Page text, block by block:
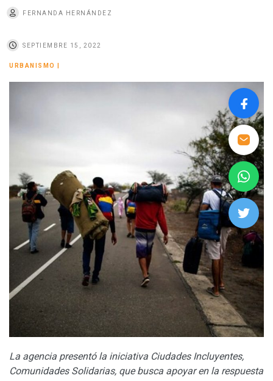
FERNANDA HERNÁNDEZ
SEPTIEMBRE 15, 2022
URBANISMO
La agencia presentó la iniciativa Ciudades Incluyentes,
Comunidades Solidarias, que busca apoyar en la respuesta